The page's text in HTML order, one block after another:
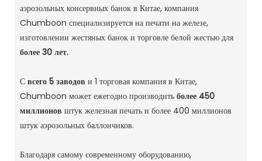
аэрозольных консервных банок в Китае, компания
Chumboon специализируется на печати на железе,
изготовлении жестяных банок и торговле белой жестью для
более 30 лет.
С всего 5 заводов и 1 торговая компания в Китае,
Chumboon может ежегодно производить более 450
миллионов штук железная печать и более 400 миллионов
штук аэрозольных баллончиков.
Благодаря самому современному оборудованию,